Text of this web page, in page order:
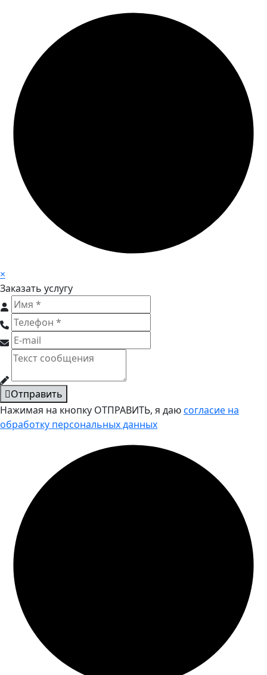
×
Заказать услугу
Отправить
Нажимая на кнопку ОТПРАВИТЬ, я даюсогласие на
обработку персональных данных